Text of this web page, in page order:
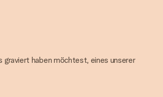
graviert haben möchtest, eines unserer